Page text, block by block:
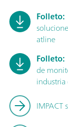
Folleto:
atline
Folleto:
de
industria
IMPACT